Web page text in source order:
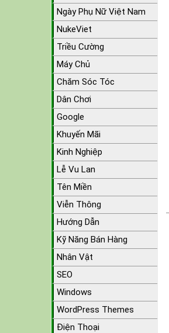
Ngày Phụ Nữ Việt Nam
NukeViet
Triều Cường
Máy Chủ
Chăm Sóc Tóc
Dân Chơi
Google
Khuyến Mãi
Kinh Nghiệp
Lễ Vu Lan
Tên Miền
Viễn Thông
Hướng Dẫn
Kỹ Năng Bán Hàng
Nhân Vật
SEO
Windows
WordPress Themes
Điện Thoại